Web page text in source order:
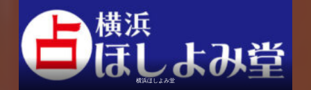
横浜ほしよみ堂